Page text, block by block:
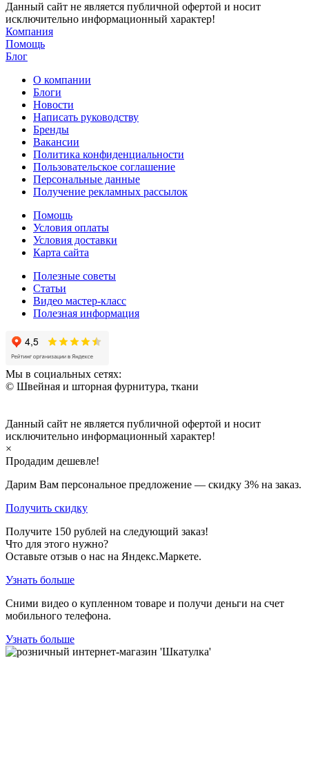
Данный сайт не является публичной офертой и носит
исключительно информационный характер!
Компания
Помощь
Блог
О компании
Блоги
Новости
Написать руководству
Бренды
Вакансии
Политика конфиденциальности
Пользовательское соглашение
Персональные данные
Получение рекламных рассылок
Помощь
Условия оплаты
Условия доставки
Карта сайта
Полезные советы
Статьи
Видео мастер-класс
Полезная информация
Мы в социальных сетях:
© Швейная и шторная фурнитура, ткани
Данный сайт не является публичной офертой и носит
исключительно информационный характер!
×
Продадим дешевле!
Дарим Вам персональное предложение — скидку 3% на заказ.
Получить скидку
Получите 150 рублей на следующий заказ!
Что для этого нужно?
Оставьте отзыв о нас на Яндекс.Маркете.
Узнать больше
Сними видео о купленном товаре и получи деньги на счет
мобильного телефона.
Узнать больше